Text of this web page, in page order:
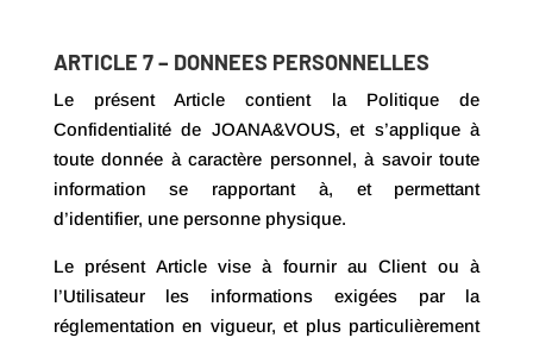
ARTICLE 7 – DONNEES PERSONNELLES
Le présent Article contient la Politique de
Confidentialité de JOANA&VOUS, et s’applique à
toute donnée à caractère personnel, à savoir toute
information se rapportant à, et permettant
d’identifier, une personne physique.
Le présent Article vise à fournir au Client ou à
l’Utilisateur les informations exigées par la
réglementation en vigueur, et plus particulièrement